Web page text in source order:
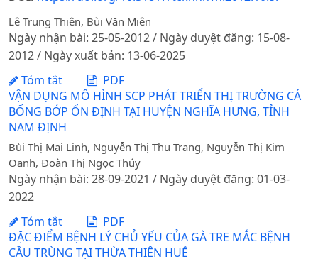
Lê Trung Thiên, Bùi Văn Miên
Ngày nhận bài: 25-05-2012 / Ngày duyệt đăng: 15-08-
2012 / Ngày xuất bản: 13-06-2025
Tóm tắt
PDF
VẬN DỤNG MÔ HÌNH SCP PHÁT TRIỂN THỊ TRƯỜNG CÁ
BỐNG BỚP ỔN ĐỊNH TẠI HUYỆN NGHĨA HƯNG, TỈNH
NAM ĐỊNH
Bùi Thị Mai Linh, Nguyễn Thị Thu Trang, Nguyễn Thị Kim
Oanh, Đoàn Thị Ngọc Thúy
Ngày nhận bài: 28-09-2021 / Ngày duyệt đăng: 01-03-
2022
Tóm tắt
PDF
ĐẶC ĐIỂM BỆNH LÝ CHỦ YẾU CỦA GÀ TRE MẮC BỆNH
CẦU TRÙNG TẠI THỪA THIÊN HUẾ